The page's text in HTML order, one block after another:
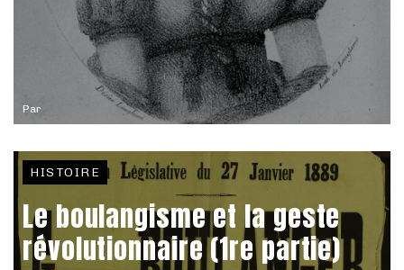
Par
HISTOIRE
Le boulangisme et la geste
révolutionnaire (1re partie)